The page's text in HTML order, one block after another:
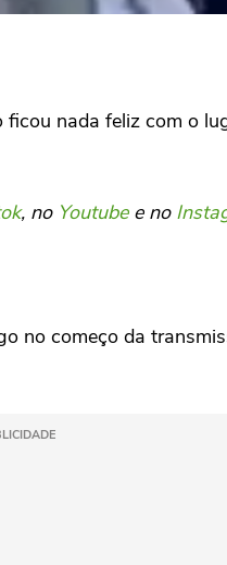
ficou nada feliz com o
, no Youtubee no
no começo da